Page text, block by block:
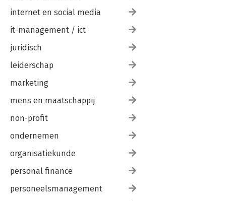
internet en social media
it-management / ict
juridisch
leiderschap
marketing
mens en maatschappij
non-profit
ondernemen
organisatiekunde
personal finance
personeelsmanagement